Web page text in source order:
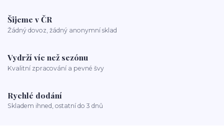
Šijeme v ČR
Žádný dovoz, žádný anonymní sklad
Vydrží víc než sezónu
Kvalitní zpracování a pevné švy
Rychlé dodání
Skladem ihned, ostatní do 3 dnů